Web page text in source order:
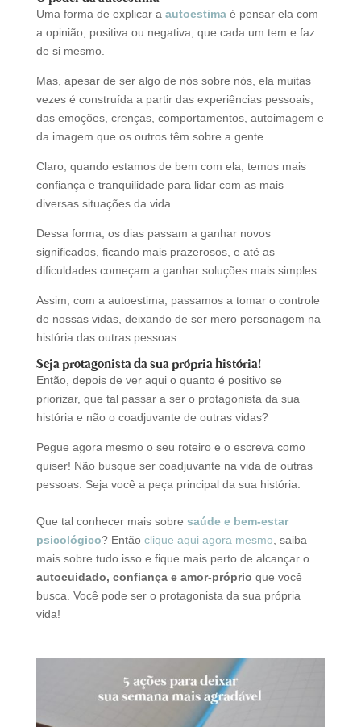
Uma forma de explicar a autoestimaé pensar ela com
a opinião, positiva ou negativa, que cada um tem e faz
de si mesmo.
Mas, apesar de ser algo de nós sobre nós, ela muitas
vezes é construída a partir das experiências pessoais,
das emoções, crenças, comportamentos, autoimagem e
da imagem que os outros têm sobre a gente.
Claro, quando estamos de bem com ela, temos mais
confiança e tranquilidade para lidar com as mais
diversas situações da vida.
Dessa forma, os dias passam a ganhar novos
significados, ficando mais prazerosos, e até as
dificuldades começam a ganhar soluções mais simples.
Assim, com a autoestima, passamos a tomar o controle
de nossas vidas, deixando de ser mero personagem na
história das outras pessoas.
Seja protagonista da sua própria história!
Então, depois de ver aqui o quanto é positivo se
priorizar, que tal passar a ser o protagonista da sua
história e não o coadjuvante de outras vidas?
Pegue agora mesmo o seu roteiro e o escreva como
quiser! Não busque ser coadjuvante na vida de outras
pessoas. Seja você a peça principal da sua história.
Que tal conhecer mais sobre saúde e bem-estar
psicológico? Então clique aqui agora mesmo, saiba
mais sobre tudo isso e fique mais perto de alcançar o
autocuidado, confiança e amor-próprio que você
busca. Você pode ser o protagonista da sua própria
vida!